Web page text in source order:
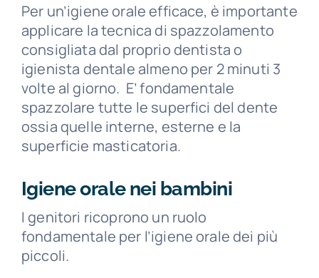
Per un’igiene orale efficace, è importante
applicare la tecnica di spazzolamento
consigliata dal proprio dentista o
igienista dentale almeno per 2 minuti 3
volte al giorno. E’ fondamentale
spazzolare tutte le superfici del dente
ossia quelle interne, esterne e la
superficie masticatoria.
Igiene orale nei bambini
I genitori ricoprono un ruolo
fondamentale per l’igiene orale dei più
piccoli.